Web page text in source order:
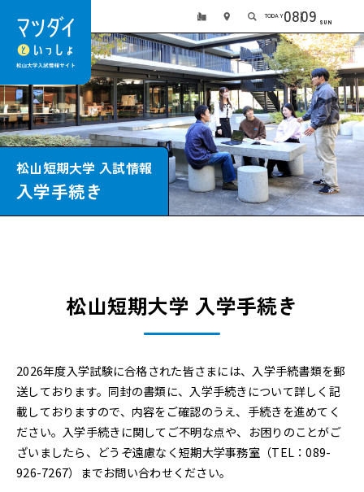
TODAY0809 SUN
松山短期大学 入試情報
入学手続き
松山短期大学 入学手続き
2026年度入学試験に合格された皆さまには、入学手続書類を郵
送しております。同封の書類に、入学手続きについて詳しく記
載しておりますので、内容をご確認のうえ、手続きを進めてく
ださい。入学手続きに関してご不明な点や、お困りのことがご
ざいましたら、どうぞ遠慮なく短期大学事務室（TEL：089-
926-7267）までお問い合わせください。